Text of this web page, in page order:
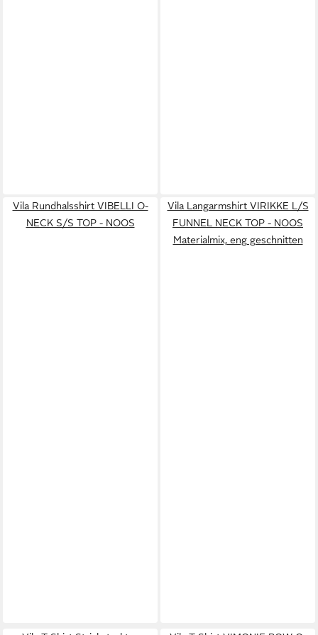
Vila Rundhalsshirt VIBELLI O-
NECK S/S TOP - NOOS
Vila Langarmshirt VIRIKKE L/S
FUNNEL NECK TOP - NOOS
Materialmix, eng geschnitten